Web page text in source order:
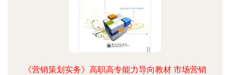
《营销策划实务》高职高专能力导向教材 市场营销